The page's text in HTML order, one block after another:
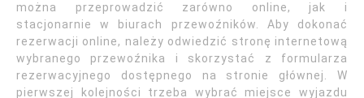
można przeprowadzić zarówno online, jak i
stacjonarnie w biurach przewoźników. Aby dokonać
rezerwacji online, należy odwiedzić stronę internetową
wybranego przewoźnika i skorzystać z formularza
rezerwacyjnego dostępnego na stronie głównej. W
pierwszej kolejności trzeba wybrać miejsce wyjazdu